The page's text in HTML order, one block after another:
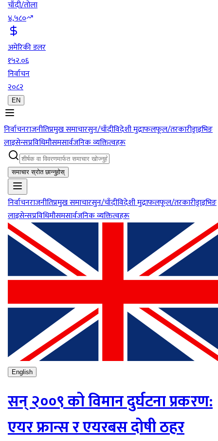
चाँदी/तोला
४,५८०
अमेरिकी डलर
१५२.०६
निर्वाचन
२०८२
EN
निर्वाचनराजनीतिप्रमुख समाचारसुन/चाँदीविदेशी मुद्राफलफूल/तरकारीड्राइभिङ
लाइसेन्सप्रविधिमौसमसार्वजनिक व्यक्तित्वहरू
समाचार स्रोत छान्नुहोस्
निर्वाचनराजनीतिप्रमुख समाचारसुन/चाँदीविदेशी मुद्राफलफूल/तरकारीड्राइभिङ
लाइसेन्सप्रविधिमौसमसार्वजनिक व्यक्तित्वहरू
English
सन् २००९ को विमान दुर्घटना प्रकरण:
एयर फ्रान्स र एयरबस दोषी ठहर